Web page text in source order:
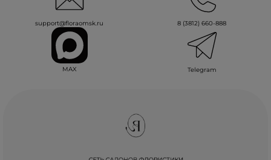
support@floraomsk.ru 8 (3812) 660-888
MAX Telegram